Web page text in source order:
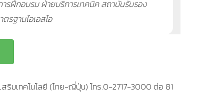
รฝึกอบรม ฝ่ายบริการเทคนิค สถาบันรับรอง
ตรฐานไอเอสโอ
ริมเทคโนโลยี (ไทย-ญี่ปุ่น) โทร.0-2717-3000 ต่อ 81